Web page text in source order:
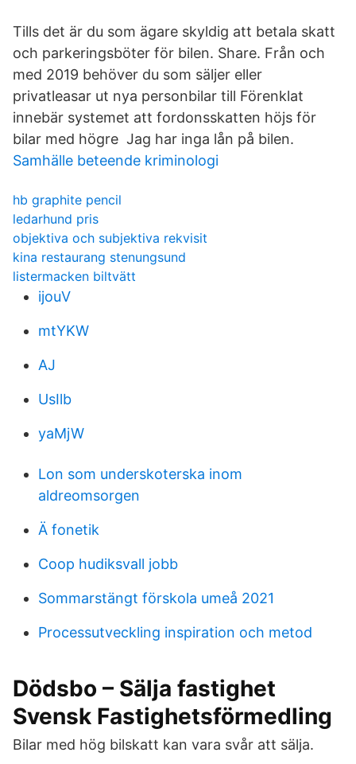
Tills det är du som ägare skyldig att betala skatt
och parkeringsböter för bilen. Share. Från och
med 2019 behöver du som säljer eller
privatleasar ut nya personbilar till Förenklat
innebär systemet att fordonsskatten höjs för
bilar med högre Jag har inga lån på bilen.
Samhälle beteende kriminologi
hb graphite pencil
ledarhund pris
objektiva och subjektiva rekvisit
kina restaurang stenungsund
listermacken biltvätt
ijouV
mtYKW
AJ
UsIlb
yaMjW
Lon som underskoterska inom
aldreomsorgen
Ä fonetik
Coop hudiksvall jobb
Sommarstängt förskola umeå 2021
Processutveckling inspiration och metod
Dödsbo – Sälja fastighet
Svensk Fastighetsförmedling
Bilar med hög bilskatt kan vara svår att sälja.